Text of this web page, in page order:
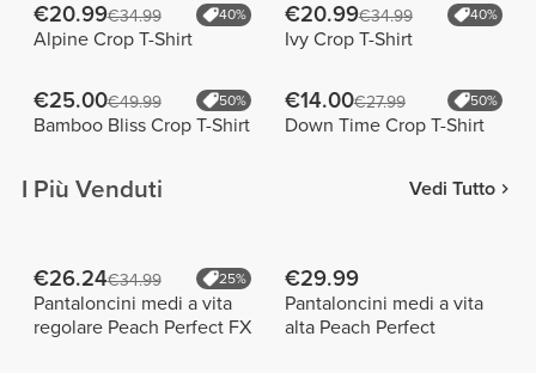
€20.99€34.99 40%
Alpine Crop T-Shirt
€20.99€34.99 40%
Ivy Crop T-Shirt
€25.00€49.99 50%
Bamboo Bliss Crop T-Shirt
€14.00€27.99 50%
Down Time Crop T-Shirt
I Più Venduti Vedi Tutto
€26.24€34.99 25%
Pantaloncini medi a vita
regolare Peach Perfect FX
€29.99
Pantaloncini medi a vita
alta Peach Perfect